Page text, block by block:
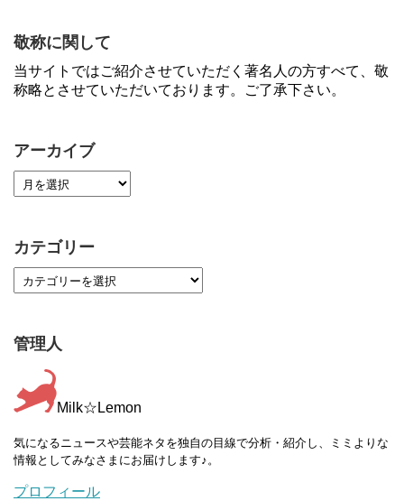
敬称に関して
当サイトではご紹介させていただく著名人の方すべて、敬
称略とさせていただいております。ご了承下さい。
アーカイブ
カテゴリー
管理人
Milk☆Lemon
気になるニュースや芸能ネタを独自の目線で分析・紹介し、ミミよりな
情報としてみなさまにお届けします♪。
プロフィール